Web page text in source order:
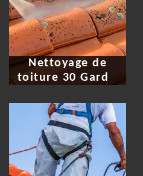
Nettoyage de
toiture 30 Gard